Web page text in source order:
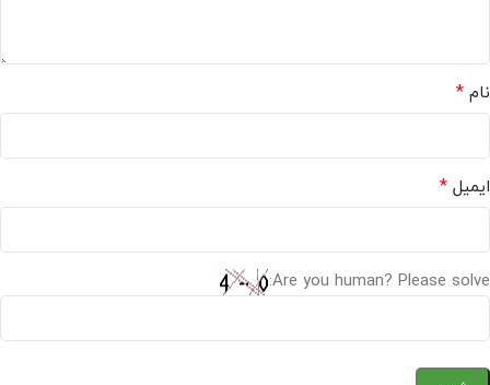
نام *
ایمیل *
Are you human? Please solve: